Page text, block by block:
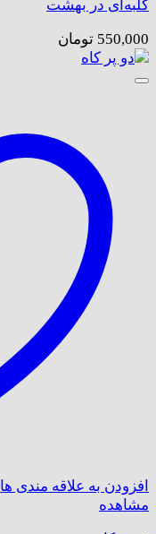
کلبه‌ای در بهشت
550,000 تومان
افزودن به علاقه مندی ها
مشاهده